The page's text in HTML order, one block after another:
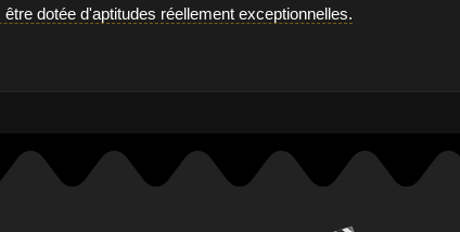
dotée d'aptitudes réellement exceptionnelles.